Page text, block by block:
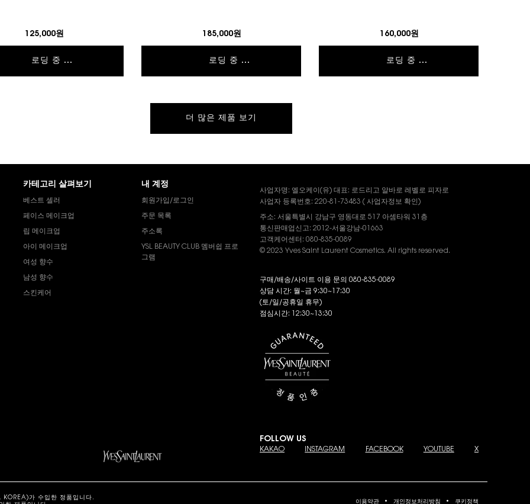
125,000원
로딩 중 ...
185,000원
로딩 중 ...
160,000원
로딩 중 ...
더 많은 제품 보기
카테고리 살펴보기
베스트 셀러
페이스 메이크업
립 메이크업
아이 메이크업
여성 향수
남성 향수
스킨케어
내 계정
회원가입/로그인
주문 목록
주소록
YSL BEAUTY CLUB 멤버쉽 프로
그램
사업자명: 엘오케이(유) 대표: 로드리고 알바로 레벨로 피자로
사업자 등록번호: 220-81-73483 ( 사업자정보 확인)
주소: 서울특별시 강남구 영동대로 517 아셈타워 31층
통신판매업신고: 2012-서울강남-01663
고객케어센터: 080-835-0089
© 2023 Yves Saint Laurent Cosmetics. All rights reserved.
구매/배송/사이트 이용 문의 080-835-0089
상담 시간: 월~금 9:30~17:30
(토/일/공휴일 휴무)
점심시간: 12:30~13:30
FOLLOW US
KAKAO INSTAGRAM FACEBOOK YOUTUBE X
KOREA)가 수입한 정품입니다.
이용약관 개인정보처리방침 쿠키정책